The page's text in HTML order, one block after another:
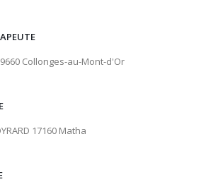
Collonges-au-Mont-d'Or
17160 Matha